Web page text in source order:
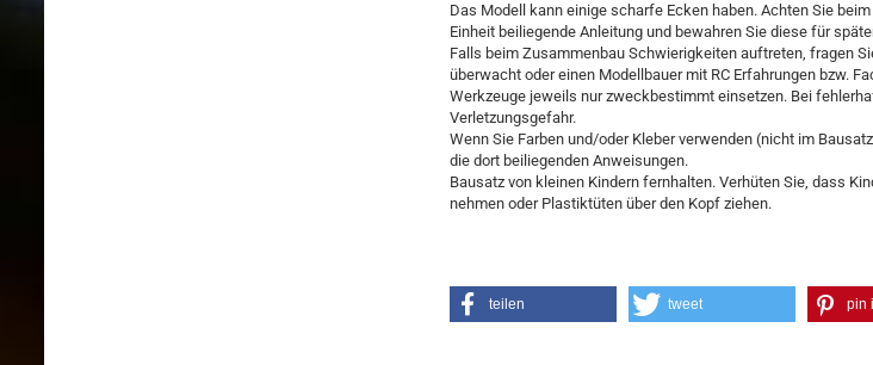
Das Modell kann einige scharfe Ecken haben. Achten Sie
Einheit beiliegende Anleitung und bewahren Sie diese für
Falls beim Zusammenbau Schwierigkeiten auftreten, fragen
überwacht oder einen Modellbauer mit RC Erfahrungen bzw.
Werkzeuge jeweils nur zweckbestimmt einsetzen. Bei
Verletzungsgefahr.
Wenn Sie Farben und/oder Kleber verwenden (nicht im
die dort beiliegenden Anweisungen.
Bausatz von kleinen Kindern fernhalten. Verhüten Sie, dass
nehmen oder Plastiktüten über den Kopf ziehen.
teilen tweet pin